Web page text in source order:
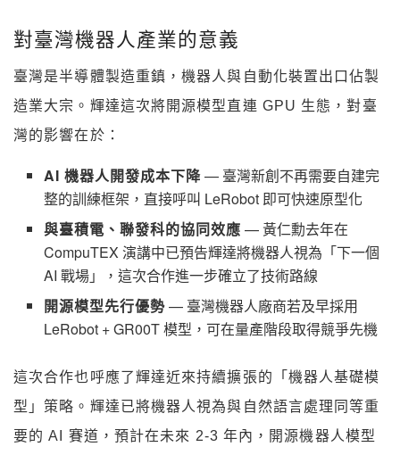
對臺灣機器人產業的意義
臺灣是半導體製造重鎮，機器人與自動化裝置出口佔製
造業大宗。輝達這次將開源模型直連 GPU 生態，對臺
灣的影響在於：
AI 機器人開發成本下降— 臺灣新創不再需要自建完
整的訓練框架，直接呼叫 LeRobot 即可快速原型化
與臺積電、聯發科的協同效應 — 黃仁勳去年在
CompuTEX 演講中已預告輝達將機器人視為「下一個
AI 戰場」，這次合作進一步確立了技術路線
開源模型先行優勢— 臺灣機器人廠商若及早採用
LeRobot + GR00T 模型，可在量產階段取得競爭先機
這次合作也呼應了輝達近來持續擴張的「機器人基礎模
型」策略。輝達已將機器人視為與自然語言處理同等重
要的 AI 賽道，預計在未來 2-3 年內，開源機器人模型